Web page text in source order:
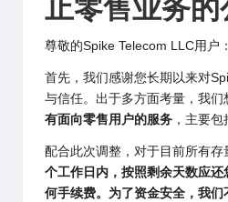
止零售业务的
尊敬的Spike Telecom LLC用户：
首先，我们感谢您长期以来对
与信任。出于多方面考量，我们
有面向零售用户的服务 ，主要包
配合此次调整，对于目前所有
个工作日 内，按照剩余天数应
何手续费。 为了资金安全，我